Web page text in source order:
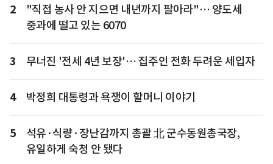
2
"직접 농사 안 지으면 내년까지 팔아라"… 양도세
중과에 떨고 있는 6070
3 무너진 '전세 4년 보장'… 집주인 전화 두려운 세입자
4 박정희 대통령과 욕쟁이 할머니 이야기
5
석유·식량·장난감까지 총괄 北 군수동원총국장,
유일하게 숙청 안 됐다